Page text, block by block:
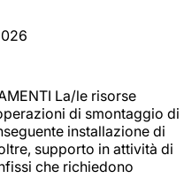
La/le risorse
di smontaggio di
installazione di
supporto in attività di
che richiedono